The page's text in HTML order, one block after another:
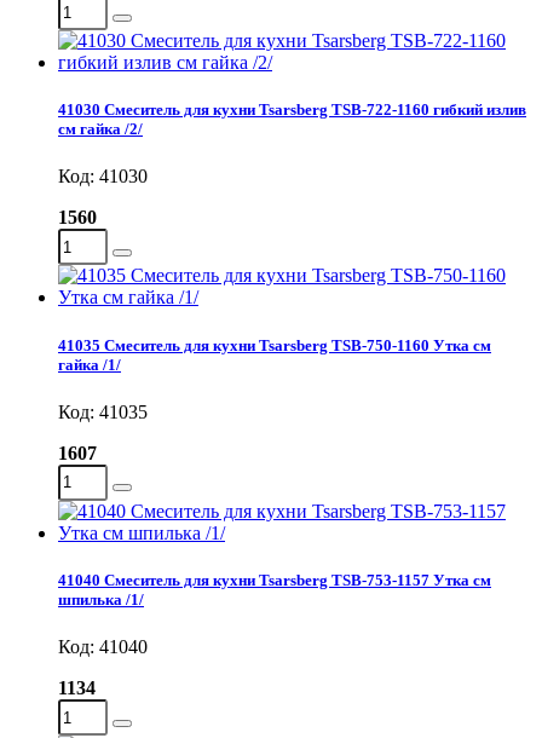
41030 Смеситель для кухни Tsarsberg TSB-722-1160 гибкий излив
см гайка /2/
Код: 41030
1560
41035 Смеситель для кухни Tsarsberg TSB-750-1160 Утка см
гайка /1/
Код: 41035
1607
41040 Смеситель для кухни Tsarsberg TSB-753-1157 Утка см
шпилька /1/
Код: 41040
1134